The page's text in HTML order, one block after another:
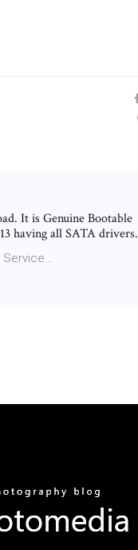
It is Genuine Bootable
having all SATA drivers.
Service…